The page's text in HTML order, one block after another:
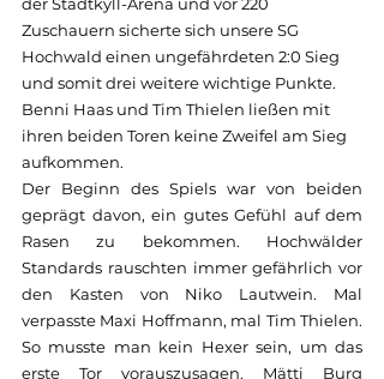
Zuschauern sicherte sich unsere SG
Hochwald einen ungefährdeten 2:0 Sieg
und somit drei weitere wichtige Punkte.
Benni Haas und Tim Thielen ließen mit
ihren beiden Toren keine Zweifel am Sieg
aufkommen.
Der Beginn des Spiels war von beiden
geprägt davon, ein gutes Gefühl auf dem
Rasen zu bekommen. Hochwälder
Standards rauschten immer gefährlich vor
den Kasten von Niko Lautwein. Mal
verpasste Maxi Hoffmann, mal Tim Thielen.
So musste man kein Hexer sein, um das
erste Tor vorauszusagen. Mätti Burg